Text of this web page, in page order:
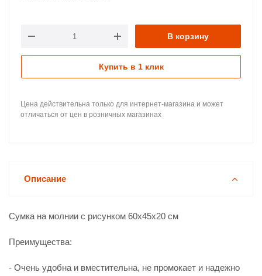
В корзину
Купить в 1 клик
Цена действительна только для интернет-магазина и может
отличаться от цен в розничных магазинах
Описание
Сумка на молнии с рисунком 60х45х20 см
Преимущества:
- Очень удобна и вместительна, не промокает и надежно